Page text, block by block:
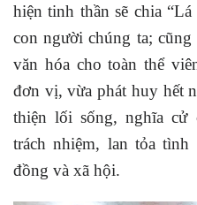
hiện tinh thần sẽ chia
con người chúng ta;
văn hóa cho toàn thể
đơn vị, vừa phát huy hết
thiện lối sống, nghĩa cử
trách nhiệm, lan tỏa tình
đồng và xã hội.